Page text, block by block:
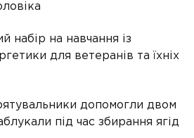
набір на навчання із
для ветеранів та їхніх
допомогли двом
під час збирання ягід